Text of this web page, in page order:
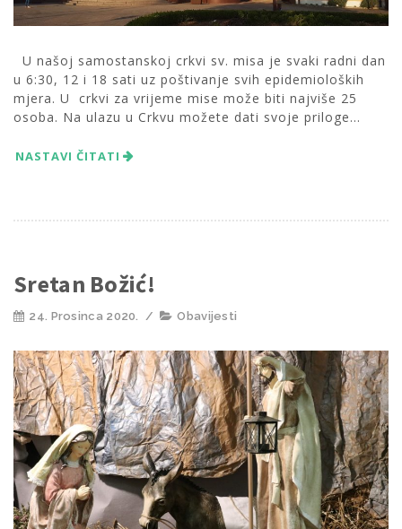
U našoj samostanskoj crkvi sv. misa je svaki radni dan
u 6:30, 12 i 18 sati uz poštivanje svih epidemioloških
mjera. U crkvi za vrijeme mise može biti najviše 25
osoba. Na ulazu u Crkvu možete dati svoje priloge...
NASTAVI ČITATI
Sretan Božić!
24. Prosinca 2020. / Obavijesti